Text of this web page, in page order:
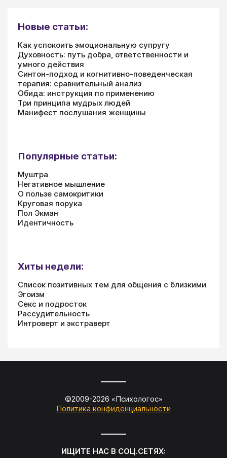
Новые статьи:
Как успокоить эмоциональную супругу
Духовность: путь добра, ответственности и
умного действия
Синтон-подход и когнитивно-поведенческая
терапия: сравнительный анализ
Обида: инструкция по применению
Три принципа мудрых людей
Манифест послушания женщины
Популярные статьи:
Муштра
Негативное мышление
О пользе самокритики
Круговая порука
Пол Экман
Идентичность
Хиты недели:
Список позитивных тем для общения с близкими
Эгоизм
Секс и подросток
Рассудительность
Интроверт и экстраверт
©2009-2026 «Психологос»
Политика конфиденциальности
ИЩИТЕ НАС В СОЦ.СЕТЯХ: